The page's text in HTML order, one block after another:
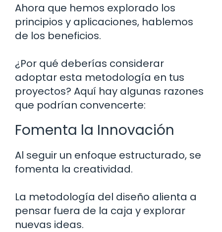
Ahora que hemos explorado los
principios y aplicaciones, hablemos
de los beneficios.
¿Por qué deberías considerar
adoptar esta metodología en tus
proyectos? Aquí hay algunas razones
que podrían convencerte:
Fomenta la Innovación
Al seguir un enfoque estructurado, se
fomenta la creatividad.
La metodología del diseño alienta a
pensar fuera de la caja y explorar
nuevas ideas.